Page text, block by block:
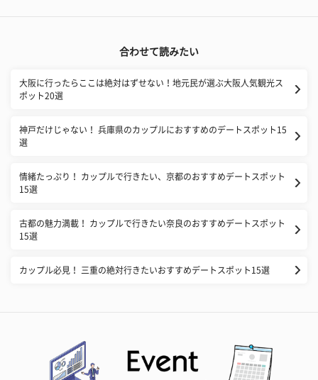
合わせて読みたい
大阪に行ったらここは絶対はずせない！地元民が選ぶ大阪人気観光ス
ポット20選
神戸だけじゃない！ 兵庫県のカップルにおすすめのデートスポット15
選
情緒たっぷり！ カップルで行きたい、京都のおすすめデートスポット
15選
古都の魅力満載！ カップルで行きたい奈良のおすすめデートスポット
15選
カップル必見！ 三重の絶対行きたいおすすめデートスポット15選